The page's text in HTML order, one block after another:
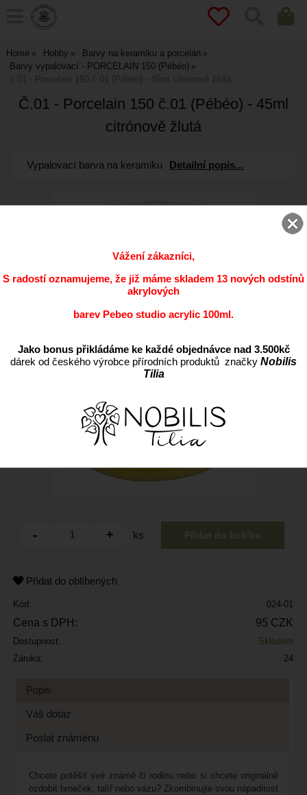
Home Hobby
Barvy na keramiku a porcelán
Barvy vypalovací - PORCELAIN 150 (Pébéo)
č.01 - Porcelain 150 č.01 (Pébéo) - 45ml citrónově žlutá
Č.01 - Porcelain 150 č.01 (Pébéo) - 45ml
citrónově žlutá
Vypalovací barva na keramiku Detailní popis...
ks
Přidat do oblíbených
Kód: 024-01
Cena s DPH: 95 CZK
Dostupnost:
Skladem
Záruka:
24
Popis
Váš dotaz
Poslat známénu
Chcete potěšit své známé či rodinu nebo si chcete originálně
ozdobit hrneček, talíř nebo vázu? Zkombinujte svou nápaditost
Vážení zákazníci,
S radostí oznamujeme, že již máme skladem 13 nových odstínů
akrylových
barev Pebeo studio acrylic 100ml.
Jako bonus přikládáme ke každé objednávce nad 3.500kč
dárek od českého výrobce přírodních produktů značky Nobilis
Tilia